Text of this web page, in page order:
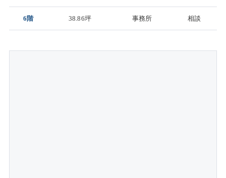
6階 38.86坪 事務所 相談